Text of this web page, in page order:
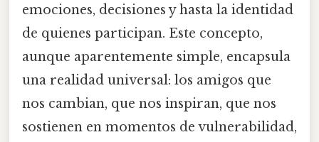
emociones, decisiones y hasta la identidad
de quienes participan. Este concepto,
aunque aparentemente simple, encapsula
una realidad universal: los amigos que
nos cambian, que nos inspiran, que nos
sostienen en momentos de vulnerabilidad,